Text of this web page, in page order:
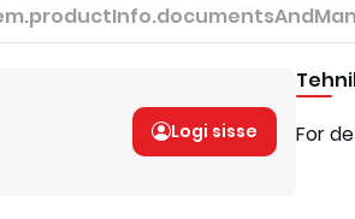
Logi sisse
For